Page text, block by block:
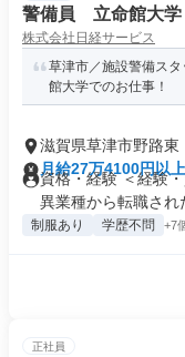
警備員 立命館大
株式会社日経サービス
草津市／施設警備ス
館大学でのお仕事！
滋賀県草津市野路東
月給27万4100円以上
資格・経験 ＜経験
異業種から転職され
制服あり 学歴不問 +7
正社員